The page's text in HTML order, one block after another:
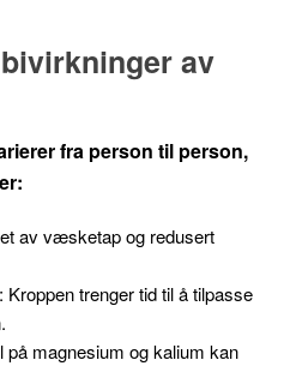
av
fra person til person,
av væsketap og redusert
: Kroppen trenger tid til å tilpasse
på magnesium og kalium kan